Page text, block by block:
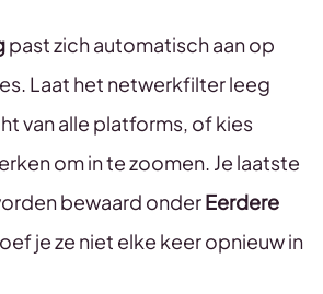
past zich automatisch aan op
Laat het netwerkfilter leeg
van alle platforms, of kies
om in te zoomen. Je laatste
bewaard onderEerdere
je ze niet elke keer opnieuw in